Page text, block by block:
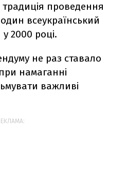
традиція проведення
всеукраїнський
2000 році.
не раз ставало
намаганні
важливі